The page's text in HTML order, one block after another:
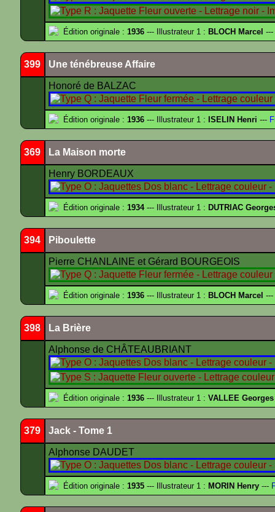
Édition originale : 1936 --- Illustrateur 1 : BLOCH Marcel ---
399 Une ténébreuse Affaire
Honoré de BALZAC
Édition originale : 1936 --- Illustrateur 1 : ISELIN Henri ---
369 La Maison morte
Henry BORDEAUX
Édition originale : 1934--- Illustrateur 1 : DUTRIAC
394 Piboulette
Pierre CHANLAINE et Gérard BOURGEOIS
Édition originale : 1936 --- Illustrateur 1 : BLOCH Marcel ---
398 La Brière
Alphonse de CHÂTEAUBRIANT
Édition originale : 1936 --- Illustrateur 1 : VALLEE Georges
379 Jack - Tome 1
Alphonse DAUDET
Édition originale : 1935 --- Illustrateur 1 : MORIN Henry ---